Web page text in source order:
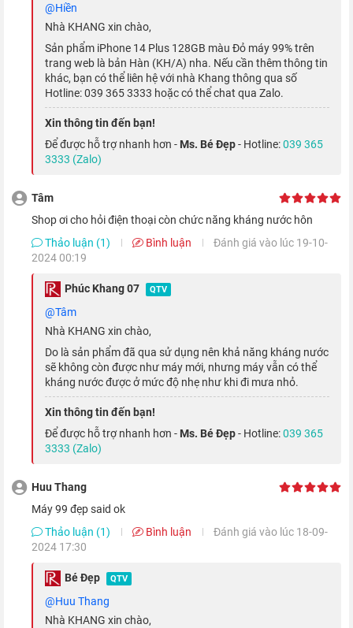
iPhone 14 Plus bản quốc tế mang phong cách thiết kế vuông
vức sang trọng và hợp xu hướng, với khung máy được hoàn
thiện từ vật liệu nhôm nguyên khối cao cấp.
Bên cạnh thiết kế sang trọng và tinh tế, nhà Táo còn mang đến
cho người dùng 5 tùy chọn màu sắc trẻ trung và cá tính, bao
gồm: trắng, đen, đỏ, xanh dương và tím, cho người dùng dễ
dàng lựa chọn được màu sắc phù hợp với bản thân.
Nội lực cực kì mạnh mẽ
Trang bị bên trong máy sẽ là bộ vi xử lý quen thuộc mang tên
Apple A15 Bionic, nhưng con chip này đã được cải tiến so với
thế hệ trước, hứa hẹn mang đến những trải nghiệm siêu mượt
mà đối với mọi tác vụ, kể cả đó có là game đồ họa cao hay
@Hiền
Nhà KHANG xin chào,
Sản phẩm iPhone 14 Plus 128GB màu Đỏ máy 99% trên
trang web là bản Hàn (KH/A) nha. Nếu cần thêm thông tin
khác, bạn có thể liên hệ với nhà Khang thông qua số
Hotline: 039 365 3333 hoặc có thể chat qua Zalo.
Xin thông tin đến bạn!
Để được hỗ trợ nhanh hơn - Ms. Bé Đẹp- Hotline:039 365
3333 (Zalo)
Tâm
Shop ơi cho hỏi điện thoại còn chức năng kháng nước hôn
Thảo luận (1)
Bình luận
Đánh giá vào lúc 19-10-
2024 00:19
Phúc Khang 07 QTV
@Tâm
Nhà KHANG xin chào,
Do là sản phẩm đã qua sử dụng nên khả năng kháng nước
sẽ không còn được như máy mới, nhưng máy vẫn có thể
kháng nước được ở mức độ nhẹ như khi đi mưa nhỏ.
Xin thông tin đến bạn!
Để được hỗ trợ nhanh hơn - Ms. Bé Đẹp- Hotline:039 365
3333 (Zalo)
Huu Thang
Máy 99 đẹp said ok
Thảo luận (1)
Bình luận
Đánh giá vào lúc 18-09-
2024 17:30
Bé Đẹp QTV
@Huu Thang
Nhà KHANG xin chào,